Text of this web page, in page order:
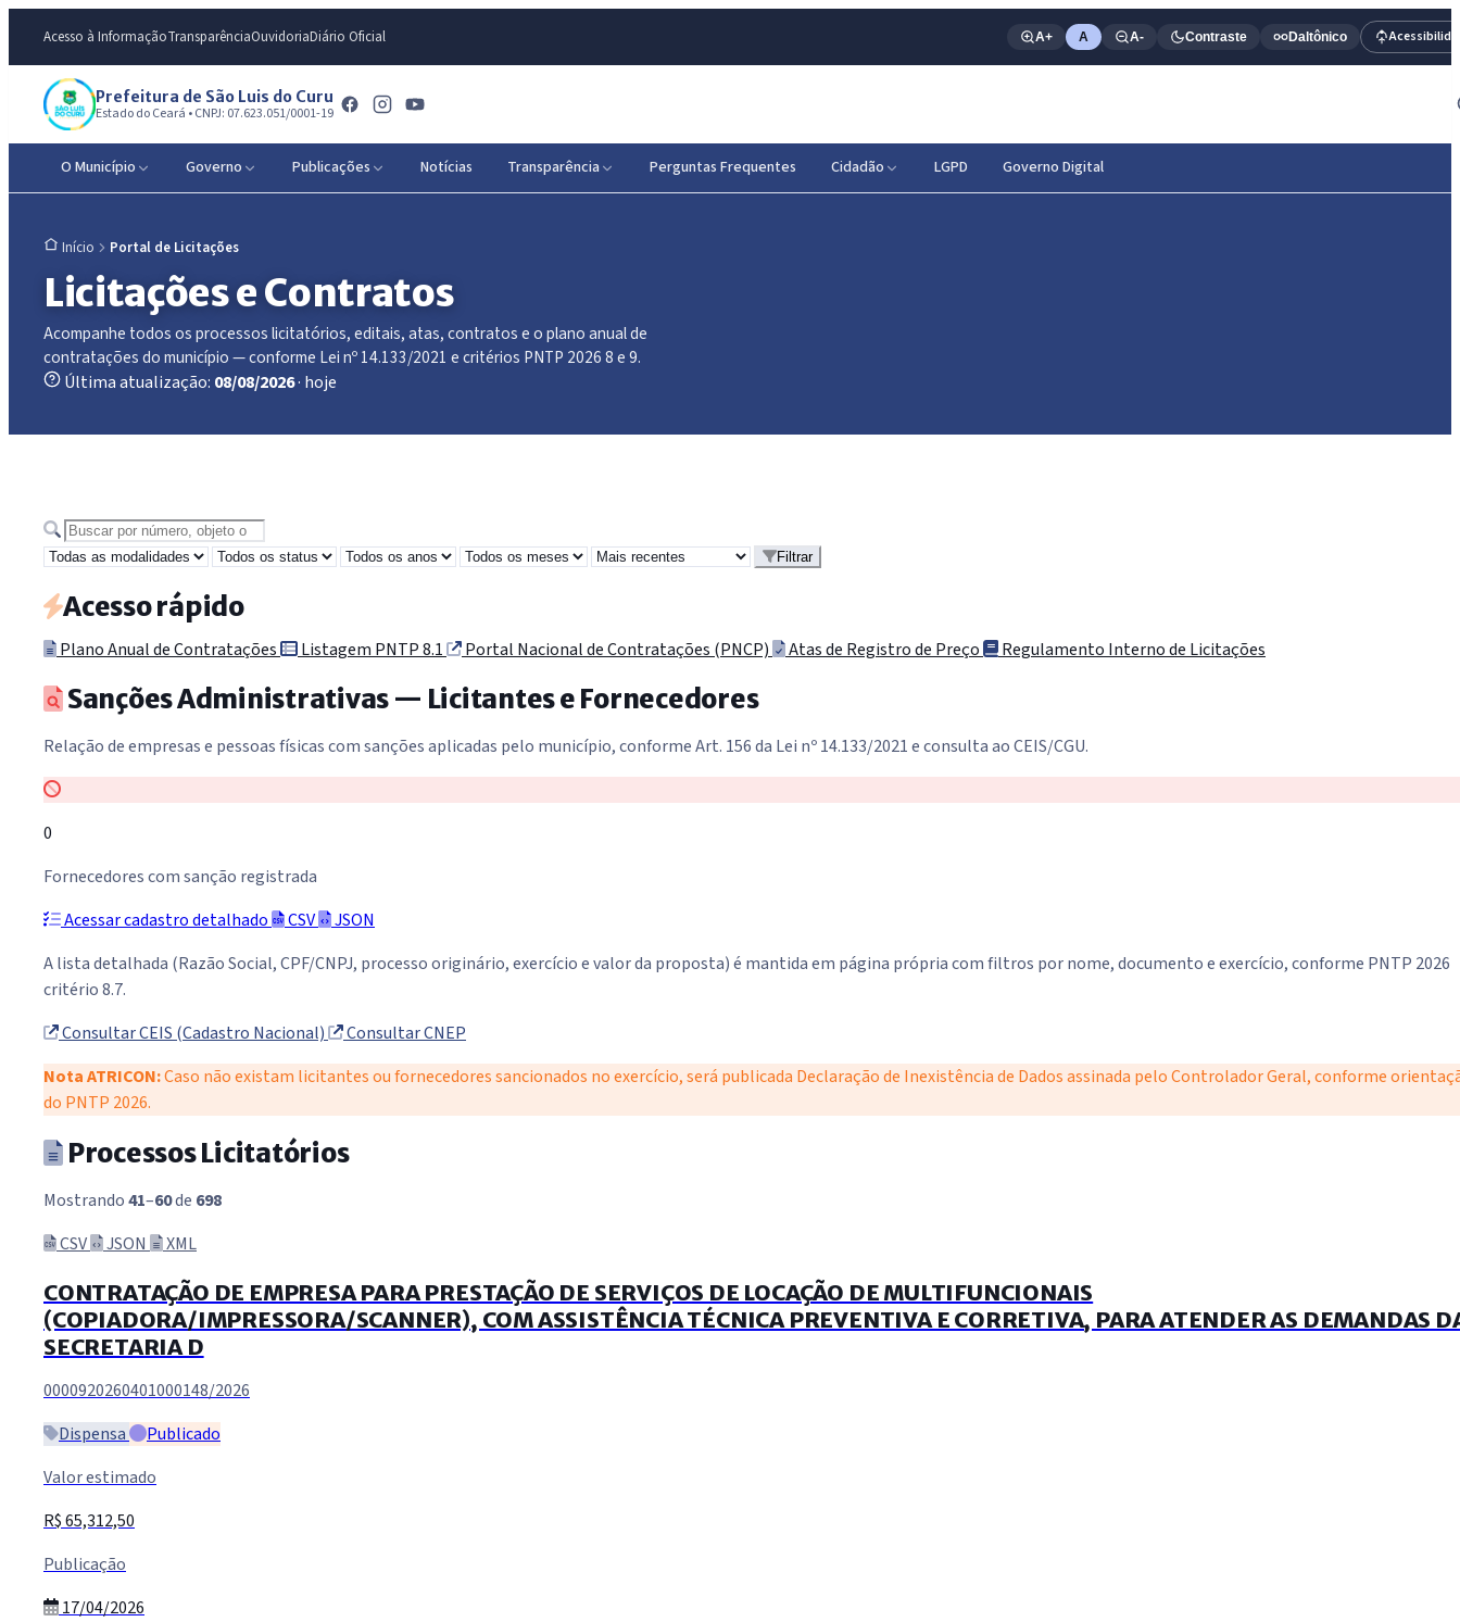
Acesso à InformaçãoTransparênciaOuvidoriaDiário Oficial A+ A A- Contraste Daltônico
Prefeitura de São Luis do Curu
Estado do Ceará • CNPJ: 07.623.051/0001-19
O Município Governo Publicações Notícias Transparência Perguntas Frequentes Cidadão LGPD Governo Digital
Início Portal de Licitações
Licitações e Contratos
Acompanhe todos os processos licitatórios, editais, atas, contratos e o plano anual de
contratações do município — conforme Lei nº 14.133/2021 e critérios PNTP 2026 8 e 9.
Última atualização: 08/08/2026· hoje
Buscar por número, objeto ou secretaria
Filtrar
Acesso rápido
Plano Anual de Contratações Listagem PNTP 8.1 Portal Nacional de Contratações (PNCP) Atas de Registro de Preço Regulamento Interno de Licitações
Sanções Administrativas — Licitantes e Fornecedores
Relação de empresas e pessoas físicas com sanções aplicadas pelo município, conforme Art. 156 da Lei nº 14.133/2021 e consulta ao CEIS/CGU.
0
Fornecedores com sanção registrada
Acessar cadastro detalhado CSV JSON
A lista detalhada (Razão Social, CPF/CNPJ, processo originário, exercício e valor da proposta) é mantida em página própria com filtros por nome, documento e exercício, conforme PNTP 2026
critério 8.7.
Consultar CEIS (Cadastro Nacional)
Consultar CNEP
Nota ATRICON:Caso não existam licitantes ou fornecedores sancionados no exercício, será publicada Declaração de Inexistência de Dados assinada pelo Controlador Geral, conforme
do PNTP 2026.
Processos Licitatórios
Mostrando41–60de 698
CSV
JSON XML
CONTRATAÇÃO DE EMPRESA PARA PRESTAÇÃO DE SERVIÇOS DE LOCAÇÃO DE MULTIFUNCIONAIS
(COPIADORA/IMPRESSORA/SCANNER), COM ASSISTÊNCIA TÉCNICA PREVENTIVA E CORRETIVA, PARA ATENDER AS DEMANDAS
SECRETARIA D
0000920260401000148/2026
Dispensa
Publicado
Valor estimado
R$ 65,312,50
Publicação
17/04/2026